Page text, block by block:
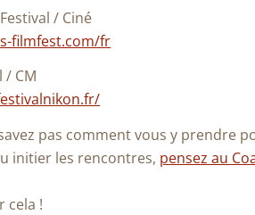
/ Ciné
filmfest.com/fr
/ CM
pas comment vous y prendre
initier les rencontres, pensez au
cela !